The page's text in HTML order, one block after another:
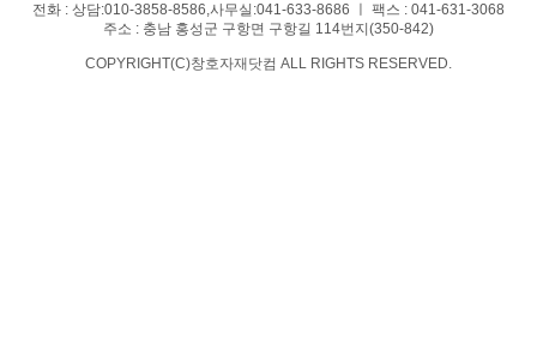
전화 : 상담:010-3858-8586,사무실:041-633-8686 ㅣ 팩스 : 041-631-3068
주소 : 충남 홍성군 구항면 구항길 114번지(350-842)
COPYRIGHT(C)창호자재닷컴 ALL RIGHTS RESERVED.